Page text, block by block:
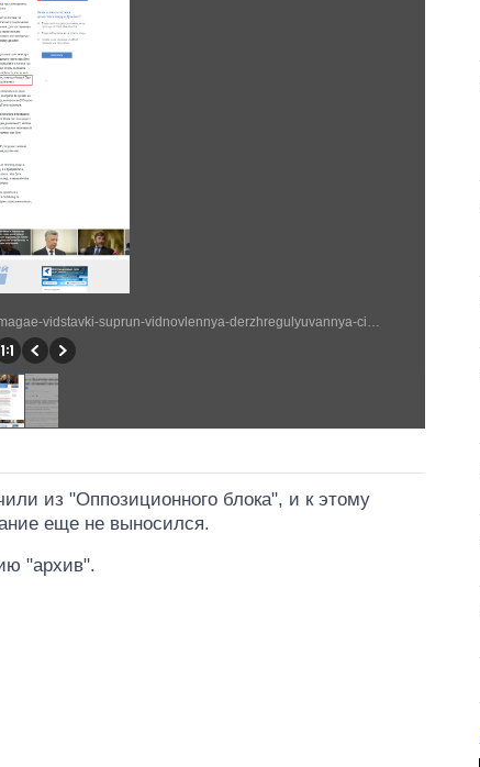
из "Оппозиционного блока", и к этому
еще не выносился.
"архив".